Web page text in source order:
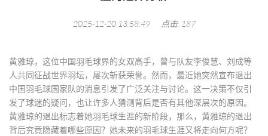
2025-12-20 13:58:49 点击: 187
黄雅琼，这位中国羽毛球界的女双高手，曾与队友李俊慧、刘成等
人共同征战世界羽坛，屡次斩获荣誉。然而，最近她突然宣布退出
中国羽毛球国家队的消息引发了广泛关注与讨论。这一决策不仅引
发了球迷的疑问，也让许多人猜测背后是否有其他深层次的原因。
黄雅琼的退出标志着她羽毛球生涯的新阶段，那么，黄雅琼的退出
背后究竟隐藏着哪些原因？她未来的羽毛球生涯又将走向何方呢？